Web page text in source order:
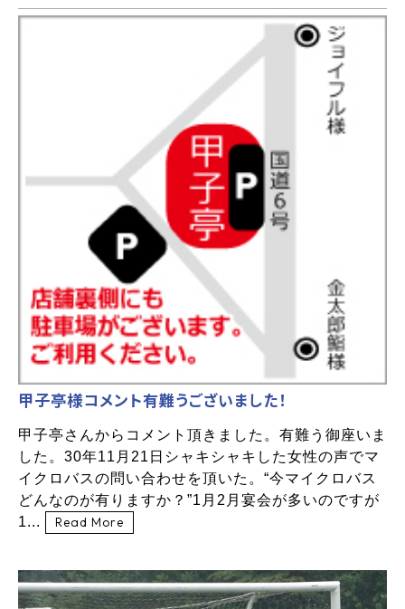
甲子亭様コメント有難うございました！
甲子亭さんからコメント頂きました。有難う御座いま
した。30年11月21日シャキシャキした女性の声でマ
イクロバスの問い合わせを頂いた。“今マイクロバス
どんなのが有りますか？”1月2月宴会が多いのですが
1...
Read More